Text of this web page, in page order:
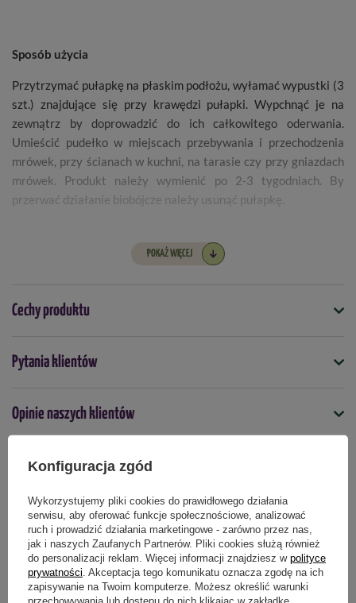
Sposób użycia
Przytrzymać pułapkę na płaskim podłożu, wyłamać wypustki (3
szt.) znajdujące się przy krawędzi pułapki. Wypchnąć je na
zewnątrz by doprowadzić do ich całkowitego oderwania.
Umieścić pudełko w miejscach przebywania i przechodzenia
mrówek, przy ścianach w kuchni, na tarasie czy przy gniazdach
mrówek. Produkt należy wymienić po 2-3 tygodniach. By
przerwać działanie biobójcze należy usunąć pułapkę.
Acetamipryd– 1 g/kg
Opakowanie:
Dostępne opakowania:
Produktów biobójczych należy używać z zachowaniem środków
ostrożności. Przed każdym użyciem należy przeczytać etykietę i
POKAŻ WIĘCEJ
Cechy produktu
Symbol
5907102015046
Podmiot odpowiedzialny za ten produkt na terenie UE
Pytania klientów
Opinie naszych klientów
Produkty powiązane
Konfiguracja zgód
Wykorzystujemy pliki cookies do prawidłowego działania
serwisu, aby oferować funkcje społecznościowe, analizować
ruch i prowadzić działania marketingowe - zarówno przez nas,
jak i naszych Zaufanych Partnerów. Pliki cookies służą również
do personalizacji reklam. Więcej informacji znajdziesz w polityce
prywatności . Akceptacja tego komunikatu oznacza zgodę na ich
zapisywanie na Twoim komputerze. Możesz określić warunki